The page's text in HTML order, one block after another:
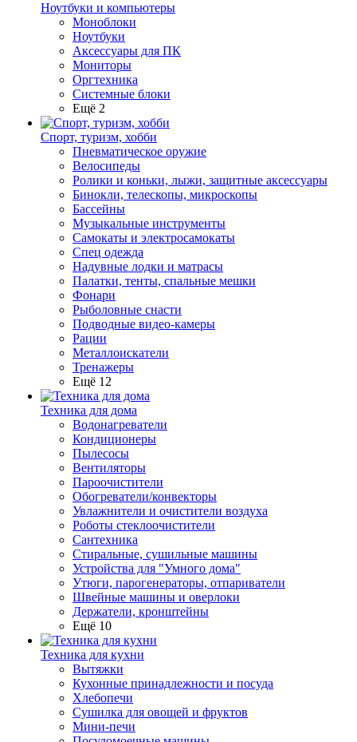
Ноутбуки и компьютеры
Моноблоки
Ноутбуки
Аксессуары для ПК
Мониторы
Оргтехника
Системные блоки
Ещё 2
Спорт, туризм, хобби
Пневматическое оружие
Велосипеды
Ролики и коньки, лыжи, защитные аксессуары
Бинокли, телескопы, микроскопы
Бассейны
Музыкальные инструменты
Самокаты и электросамокаты
Спец одежда
Надувные лодки и матрасы
Палатки, тенты, спальные мешки
Фонари
Рыболовные снасти
Подводные видео-камеры
Рации
Металлоискатели
Тренажеры
Ещё 12
Техника для дома
Водонагреватели
Кондиционеры
Пылесосы
Вентиляторы
Пароочистители
Обогреватели/конвекторы
Увлажнители и очистители воздуха
Роботы стеклоочистители
Сантехника
Стиральные, сушильные машины
Устройства для "Умного дома"
Утюги, парогенераторы, отпариватели
Швейные машины и оверлоки
Держатели, кронштейны
Ещё 10
Техника для кухни
Вытяжки
Кухонные принадлежности и посуда
Хлебопечи
Сушилка для овощей и фруктов
Мини-печи